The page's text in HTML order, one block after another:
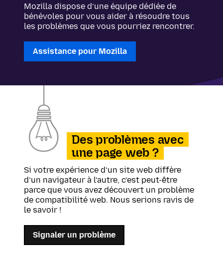
Mozilla dispose d’une équipe dédiée de
bénévoles pour vous aider à résoudre tous
les problèmes que vous pourriez rencontrer.
Assistance pour Mozilla
Des problèmes avec
une page web ?
Si votre expérience d’un site web diffère
d’un navigateur à l’autre, c’est peut-être
parce que vous avez découvert un problème
de compatibilité web. Nous serions ravis de
le savoir !
Signaler un problème